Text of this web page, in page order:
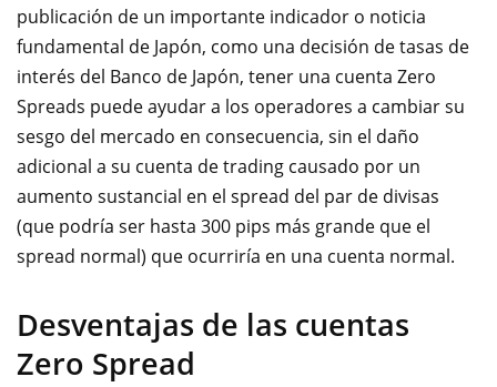
publicación de un importante indicador o noticia
fundamental de Japón, como una decisión de tasas de
interés del Banco de Japón, tener una cuenta Zero
Spreads puede ayudar a los operadores a cambiar su
sesgo del mercado en consecuencia, sin el daño
adicional a su cuenta de trading causado por un
aumento sustancial en el spread del par de divisas
(que podría ser hasta 300 pips más grande que el
spread normal) que ocurriría en una cuenta normal.
Desventajas de las cuentas
Zero Spread